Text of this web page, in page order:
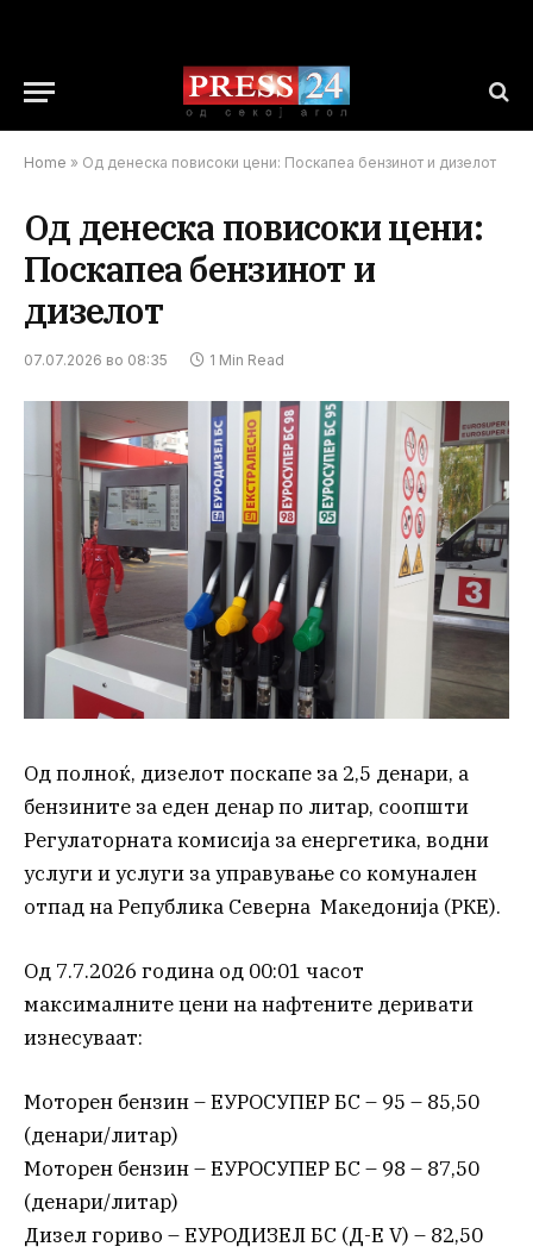
Home » Од денеска повисоки цени: Поскапеа бензинот и дизелот
Од денеска повисоки цени:
Поскапеа бензинот и
дизелот
07.07.2026 во 08:35 1 Min Read
Од полноќ, дизелот поскапе за 2,5 денари, а
бензините за еден денар по литар, соопшти
Регулаторната комисија за енергетика, водни
услуги и услуги за управување со комунален
отпад на Република Северна Македонија (РКЕ).
Од 7.7.2026 година од 00:01 часот
максималните цени на нафтените деривати
изнесуваат:
Моторен бензин – ЕУРОСУПЕР БС – 95 – 85,50
(денари/литар)
Моторен бензин – ЕУРОСУПЕР БС – 98 – 87,50
(денари/литар)
Дизел гориво – ЕУРОДИЗЕЛ БС (Д-Е V) – 82,50